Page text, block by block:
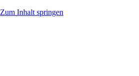
Zum Inhalt springen